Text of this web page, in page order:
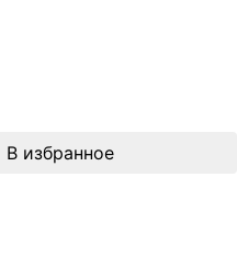
В избранное